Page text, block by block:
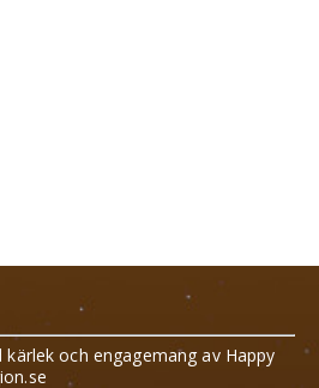
och engagemang av Happy